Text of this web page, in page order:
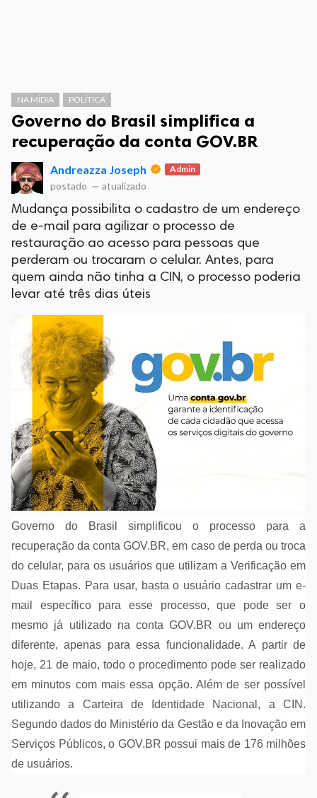
NA MÍDIA POLÍTICA
Governo do Brasil simplifica a
recuperação da conta GOV.BR
Andreazza Joseph Admin
postado — atualizado
Mudança possibilita o cadastro de um endereço
de e-mail para agilizar o processo de
restauração ao acesso para pessoas que
perderam ou trocaram o celular. Antes, para
quem ainda não tinha a CIN, o processo poderia
levar até três dias úteis
Governo do Brasil simplificou o processo para a
recuperação da conta GOV.BR, em caso de perda ou troca
do celular, para os usuários que utilizam a Verificação em
Duas Etapas. Para usar, basta o usuário cadastrar um e-
mail específico para esse processo, que pode ser o
mesmo já utilizado na conta GOV.BR ou um endereço
diferente, apenas para essa funcionalidade. A partir de
hoje, 21 de maio, todo o procedimento pode ser realizado
em minutos com mais essa opção. Além de ser possível
utilizando a Carteira de Identidade Nacional, a CIN.
Segundo dados do Ministério da Gestão e da Inovação em
Serviços Públicos, o GOV.BR possui mais de 176 milhões
de usuários.